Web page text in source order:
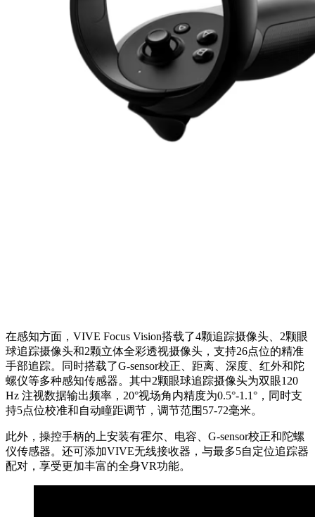
在感知方面，VIVE Focus Vision搭载了4颗追踪摄像头、2颗眼
球追踪摄像头和2颗立体全彩透视摄像头，支持26点位的精准
手部追踪。同时搭载了G-sensor校正、距离、深度、红外和陀
螺仪等多种感知传感器。其中2颗眼球追踪摄像头为双眼120
Hz 注视数据输出频率，20°视场角内精度为0.5°-1.1°，同时支
持5点位校准和自动瞳距调节，调节范围57-72毫米。
此外，操控手柄的上安装有霍尔、电容、G-sensor校正和陀螺
仪传感器。还可添加VIVE无线接收器，与最多5自定位追踪器
配对，享受更加丰富的全身VR功能。